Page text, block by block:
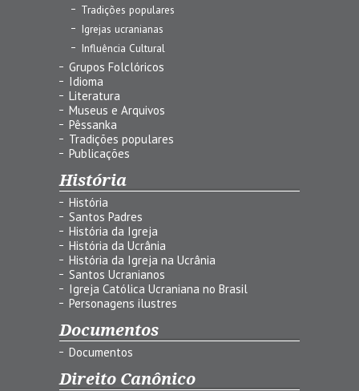
Tradições populares
Igrejas ucranianas
Influência Cultural
Grupos Folclóricos
Idioma
Literatura
Museus e Arquivos
Pêssanka
Tradições populares
Publicações
História
História
Santos Padres
História da Igreja
História da Ucrânia
História da Igreja na Ucrânia
Santos Ucranianos
Igreja Católica Ucraniana no Brasil
Personagens ilustres
Documentos
Documentos
Direito Canônico